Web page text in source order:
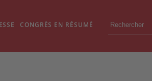
CONGRÈS EN RÉSUMÉ